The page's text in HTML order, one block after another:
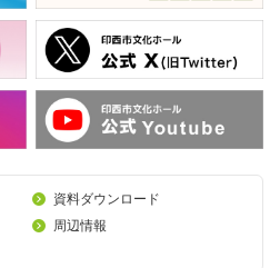
資料ダウンロード
周辺情報